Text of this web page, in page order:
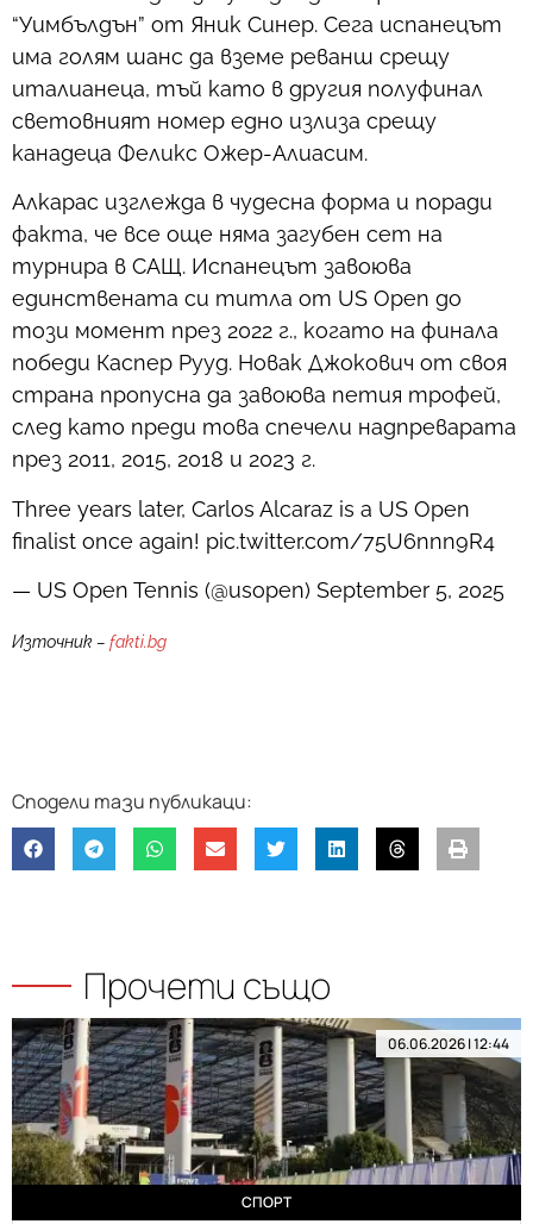
“Уимбълдън” от Яник Синер. Сега испанецът
има голям шанс да вземе реванш срещу
италианеца, тъй като в другия полуфинал
световният номер едно излиза срещу
канадеца Феликс Ожер-Алиасим.
Алкарас изглежда в чудесна форма и поради
факта, че все още няма загубен сет на
турнира в САЩ. Испанецът завоюва
единствената си титла от US Open до
този момент през 2022 г., когато на финала
победи Каспер Рууд. Новак Джокович от своя
страна пропусна да завоюва петия трофей,
след като преди това спечели надпреварата
през 2011, 2015, 2018 и 2023 г.
Three years later, Carlos Alcaraz is a US Open
finalist once again! pic.twitter.com/75U6nnn9R4
— US Open Tennis (@usopen) September 5, 2025
Източник – fakti.bg
Прочети също
06.06.2026 | 12:44
СПОРТ